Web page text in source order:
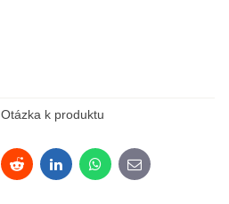
Otázka k produktu
RedditLinkedInWhatsApp
E-mail